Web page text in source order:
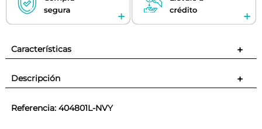
Características +
Descripción +
Referencia: 404801L-NVY